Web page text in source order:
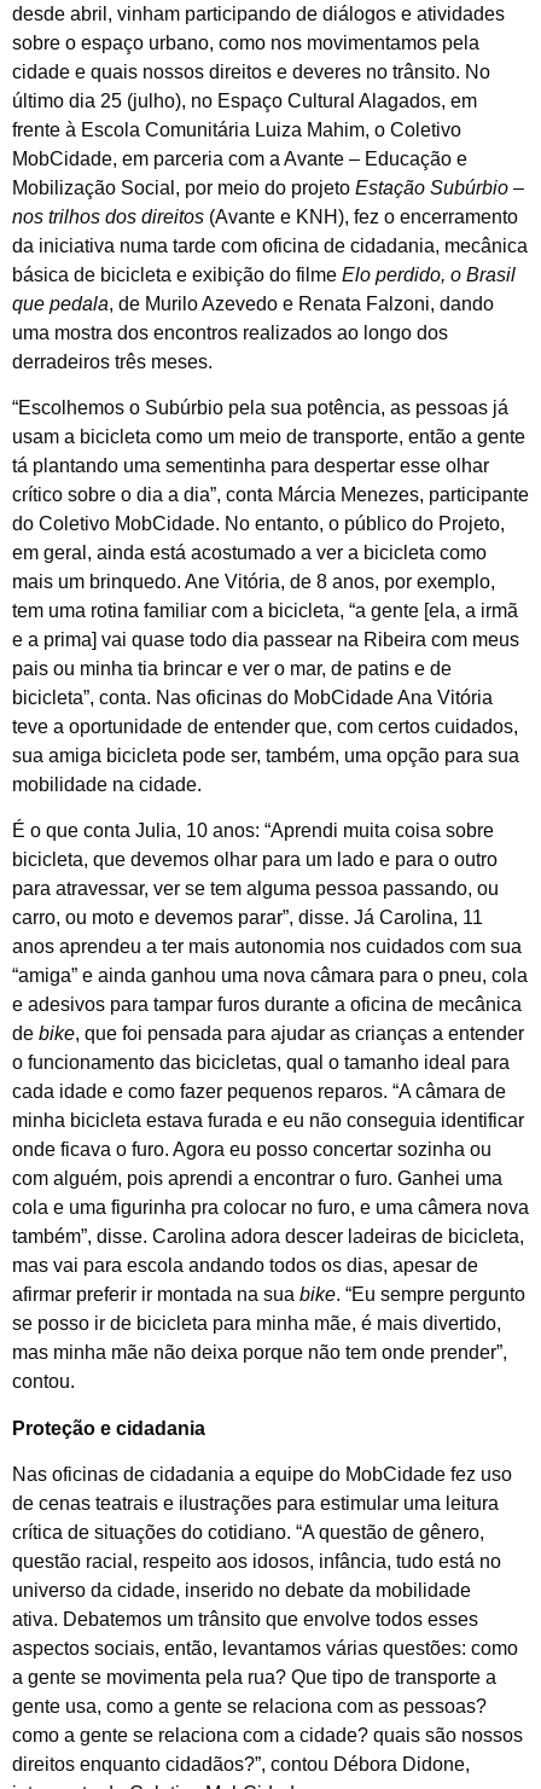
desde abril, vinham participando de diálogos e atividades
sobre o espaço urbano, como nos movimentamos pela
cidade e quais nossos direitos e deveres no trânsito. No
último dia 25 (julho), no Espaço Cultural Alagados, em
frente à Escola Comunitária Luiza Mahim, o Coletivo
MobCidade, em parceria com a Avante – Educação e
Mobilização Social, por meio do projeto Estação Subúrbio –
nos trilhos dos direitos (Avante e KNH), fez o encerramento
da iniciativa numa tarde com oficina de cidadania, mecânica
básica de bicicleta e exibição do filme Elo perdido, o Brasil
que pedala, de Murilo Azevedo e Renata Falzoni, dando
uma mostra dos encontros realizados ao longo dos
derradeiros três meses.
“Escolhemos o Subúrbio pela sua potência, as pessoas já
usam a bicicleta como um meio de transporte, então a gente
tá plantando uma sementinha para despertar esse olhar
crítico sobre o dia a dia”, conta Márcia Menezes, participante
do Coletivo MobCidade. No entanto, o público do Projeto,
em geral, ainda está acostumado a ver a bicicleta como
mais um brinquedo. Ane Vitória, de 8 anos, por exemplo,
tem uma rotina familiar com a bicicleta, “a gente [ela, a irmã
e a prima] vai quase todo dia passear na Ribeira com meus
pais ou minha tia brincar e ver o mar, de patins e de
bicicleta”, conta. Nas oficinas do MobCidade Ana Vitória
teve a oportunidade de entender que, com certos cuidados,
sua amiga bicicleta pode ser, também, uma opção para sua
mobilidade na cidade.
É o que conta Julia, 10 anos: “Aprendi muita coisa sobre
bicicleta, que devemos olhar para um lado e para o outro
para atravessar, ver se tem alguma pessoa passando, ou
carro, ou moto e devemos parar”, disse. Já Carolina, 11
anos aprendeu a ter mais autonomia nos cuidados com sua
“amiga” e ainda ganhou uma nova câmara para o pneu, cola
e adesivos para tampar furos durante a oficina de mecânica
de bike, que foi pensada para ajudar as crianças a entender
o funcionamento das bicicletas, qual o tamanho ideal para
cada idade e como fazer pequenos reparos. “A câmara de
minha bicicleta estava furada e eu não conseguia identificar
onde ficava o furo. Agora eu posso concertar sozinha ou
com alguém, pois aprendi a encontrar o furo. Ganhei uma
cola e uma figurinha pra colocar no furo, e uma câmera nova
também”, disse. Carolina adora descer ladeiras de bicicleta,
mas vai para escola andando todos os dias, apesar de
afirmar preferir ir montada na sua bike. “Eu sempre pergunto
se posso ir de bicicleta para minha mãe, é mais divertido,
mas minha mãe não deixa porque não tem onde prender”,
contou.
Proteção e cidadania
Nas oficinas de cidadania a equipe do MobCidade fez uso
de cenas teatrais e ilustrações para estimular uma leitura
crítica de situações do cotidiano. “A questão de gênero,
questão racial, respeito aos idosos, infância, tudo está no
universo da cidade, inserido no debate da mobilidade
ativa. Debatemos um trânsito que envolve todos esses
aspectos sociais, então, levantamos várias questões: como
a gente se movimenta pela rua? Que tipo de transporte a
gente usa, como a gente se relaciona com as pessoas?
como a gente se relaciona com a cidade? quais são nossos
direitos enquanto cidadãos?”, contou Débora Didone,